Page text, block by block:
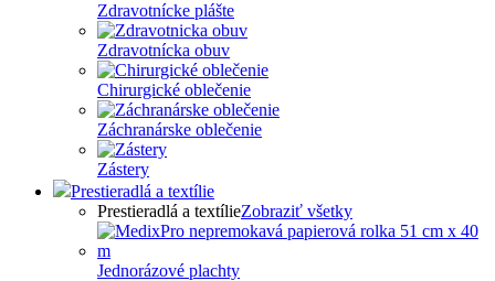
Zdravotnícke plášte
Zdravotnícka obuv
Chirurgické oblečenie
Záchranárske oblečenie
Zástery
Prestieradlá a textílie
Prestieradlá a textílieZobraziť všetky
Jednorázové plachty